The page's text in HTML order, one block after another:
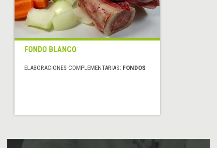
FONDO BLANCO
ELABORACIONES COMPLEMENTARIAS: FONDOS